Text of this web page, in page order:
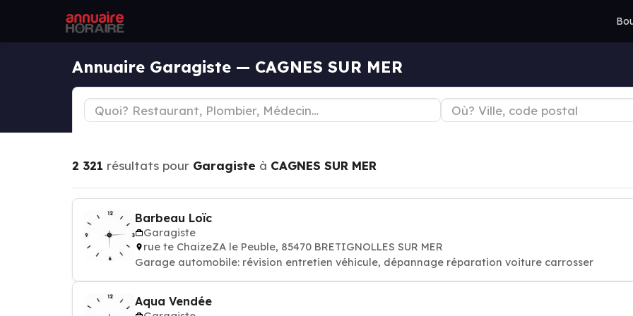
Annuaire Garagiste — CAGNES SUR MER
2 321 résultats pour Garagiste à CAGNES SUR MER
Barbeau Loïc
Garagiste
rue te ChaizeZA le Peuble, 85470 BRETIGNOLLES SUR MER
Garage automobile: révision entretien véhicule, dépannage réparation voiture carrosser
Aqua Vendée